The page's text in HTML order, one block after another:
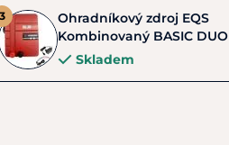
Ohradníkový zdroj EQS
Kombinovaný BASIC DUO
Skladem